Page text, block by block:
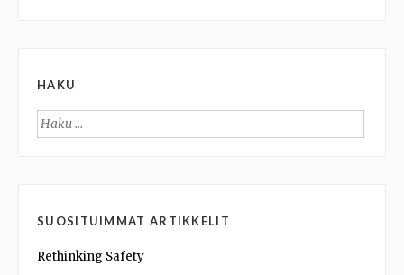
HAKU
Haku:
SUOSITUIMMAT ARTIKKELIT
Rethinking Safety